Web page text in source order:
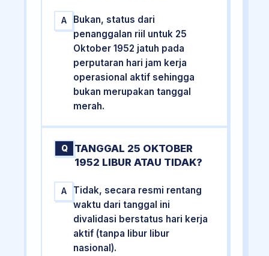
A
Bukan, status dari
penanggalan riil untuk 25
Oktober 1952 jatuh pada
perputaran hari jam kerja
operasional aktif sehingga
bukan merupakan tanggal
merah.
Q
TANGGAL 25 OKTOBER
1952 LIBUR ATAU TIDAK?
A
Tidak, secara resmi rentang
waktu dari tanggal ini
divalidasi berstatus hari kerja
aktif (tanpa libur libur
nasional).